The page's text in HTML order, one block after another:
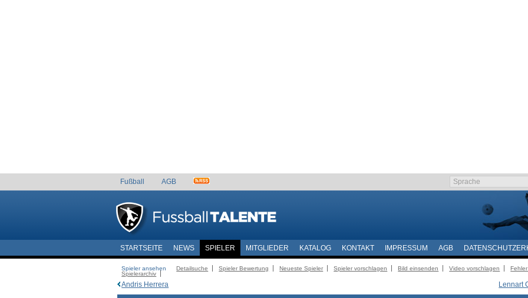
Fußball AGB
STARTSEITE NEWS SPIELER MITGLIEDER KATALOG KONTAKT IMPRESSUM AGB
Spieler ansehen Detailsuche Spieler Bewertung Neueste Spieler Spieler vorschlagen Bild einsenden Video vorschlagen
Spielerarchiv
Lennart
Andris Herrera